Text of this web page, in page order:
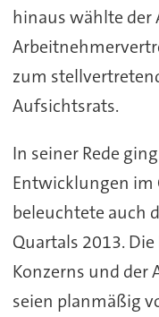
hinaus wählte der
zum
Aufsichtsrats.
In seiner Rede
Entwicklungen im
beleuchtete auch
Quartals 2013.
Konzerns und der
seien planmäßig